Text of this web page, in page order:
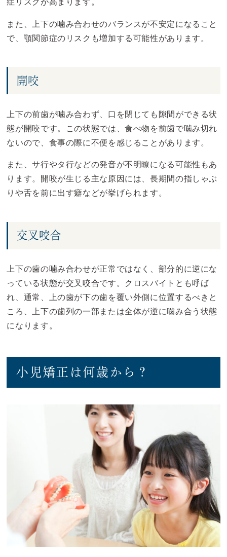
症リスクが高まります。
また、上下の噛み合わせのバランスが不安定になること
で、顎関節症のリスクも増加する可能性があります。
開咬
上下の前歯が噛み合わず、口を閉じても隙間ができる状
態が開咬です。この状態では、食べ物を前歯で噛み切れ
ないので、食事の際に不便を感じることがあります。
また、サ行やタ行などの発音が不明瞭になる可能性もあ
ります。開咬が生じる主な原因には、長期間の指しゃぶ
りや舌を前に出す癖などが挙げられます。
交叉咬合
上下の歯の噛み合わせが正常ではなく、部分的に逆にな
っている状態が交叉咬合です。クロスバイトとも呼ば
れ、通常、上の歯が下の歯を覆い外側に位置するべきと
ころ、上下の歯列の一部または全体が逆に噛み合う状態
になります。
小児矯正は何歳から？